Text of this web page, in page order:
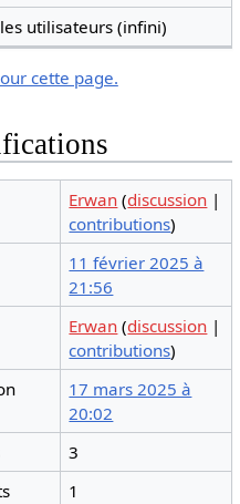
utilisateurs (infini)
cette page.
Erwan (discussion |
contributions)
11 février 2025 à
21:56
Erwan (discussion |
contributions)
17 mars 2025 à
20:02
3
1